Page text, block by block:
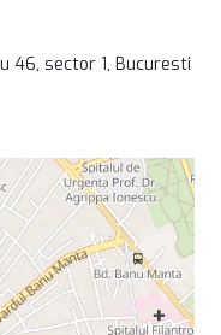
46, sector 1, Bucuresti